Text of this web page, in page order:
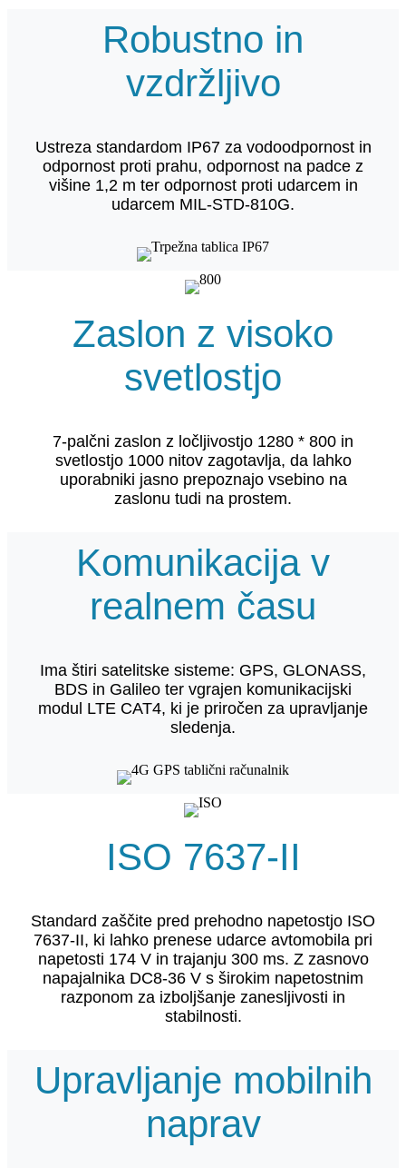
Robustno in
vzdržljivo
Ustreza standardom IP67 za vodoodpornost in
odpornost proti prahu, odpornost na padce z
višine 1,2 m ter odpornost proti udarcem in
udarcem MIL-STD-810G.
Zaslon z visoko
svetlostjo
7-palčni zaslon z ločljivostjo 1280 * 800 in
svetlostjo 1000 nitov zagotavlja, da lahko
uporabniki jasno prepoznajo vsebino na
zaslonu tudi na prostem.
Komunikacija v
realnem času
Ima štiri satelitske sisteme: GPS, GLONASS,
BDS in Galileo ter vgrajen komunikacijski
modul LTE CAT4, ki je priročen za upravljanje
sledenja.
ISO 7637-II
Standard zaščite pred prehodno napetostjo ISO
7637-II, ki lahko prenese udarce avtomobila pri
napetosti 174 V in trajanju 300 ms. Z zasnovo
napajalnika DC8-36 V s širokim napetostnim
razponom za izboljšanje zanesljivosti in
stabilnosti.
Upravljanje mobilnih
naprav